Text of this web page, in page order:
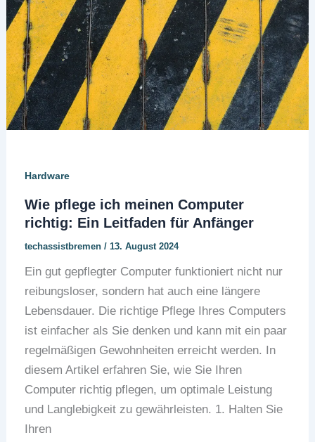
Hardware
Wie pflege ich meinen Computer
richtig: Ein Leitfaden für Anfänger
techassistbremen / 13. August 2024
Ein gut gepflegter Computer funktioniert nicht nur
reibungsloser, sondern hat auch eine längere
Lebensdauer. Die richtige Pflege Ihres Computers
ist einfacher als Sie denken und kann mit ein paar
regelmäßigen Gewohnheiten erreicht werden. In
diesem Artikel erfahren Sie, wie Sie Ihren
Computer richtig pflegen, um optimale Leistung
und Langlebigkeit zu gewährleisten. 1. Halten Sie
Ihren